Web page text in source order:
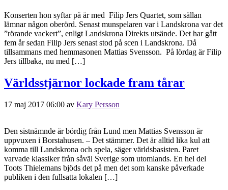
Konserten hon syftar på är med Filip Jers Quartet, som sällan
lämnar någon oberörd. Senast munspelaren var i Landskrona var det
”rörande vackert”, enligt Landskrona Direkts utsände. Det har gått
fem år sedan Filip Jers senast stod på scen i Landskrona. Då
tillsammans med hemmasonen Mattias Svensson. På lördag är Filip
Jers tillbaka, nu med […]
Världsstjärnor lockade fram tårar
17 maj 2017 06:00 av Kary Persson
Den sistnämnde är bördig från Lund men Mattias Svensson är
uppvuxen i Borstahusen. – Det stämmer. Det är alltid lika kul att
komma till Landskrona och spela, säger världsbasisten. Paret
varvade klassiker från såväl Sverige som utomlands. En hel del
Toots Thielemans bjöds det på men det som kanske påverkade
publiken i den fullsatta lokalen […]